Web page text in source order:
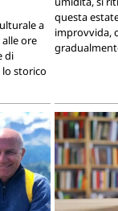
a
ore
di
lo storico
questa
improvvida,